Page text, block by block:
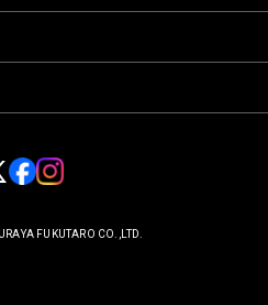
FUKUTARO CO.,LTD.